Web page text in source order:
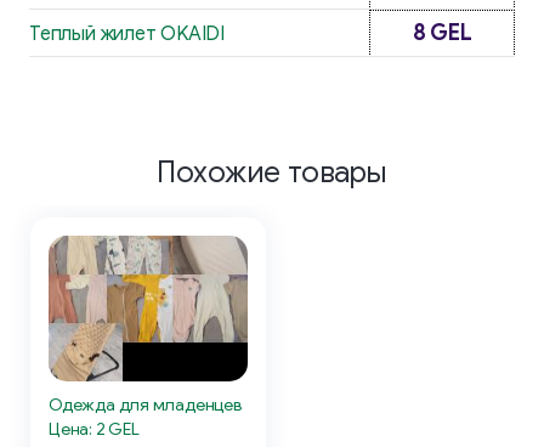
Теплый жилет OKAIDI 8 GEL
Похожие товары
Одежда для младенцев
Цена: 2 GEL